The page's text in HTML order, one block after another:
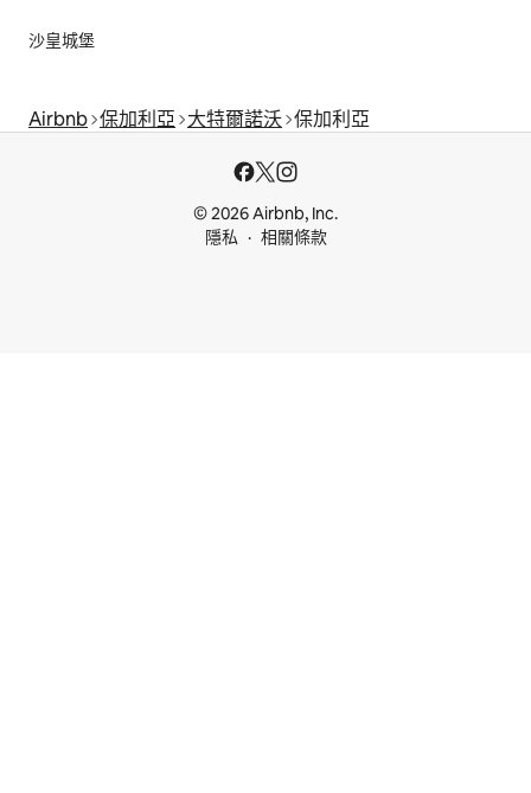
沙皇城堡
Airbnb 保加利亞 大特爾諾沃 保加利亞
© 2026 Airbnb, Inc.
隱私
相關條款